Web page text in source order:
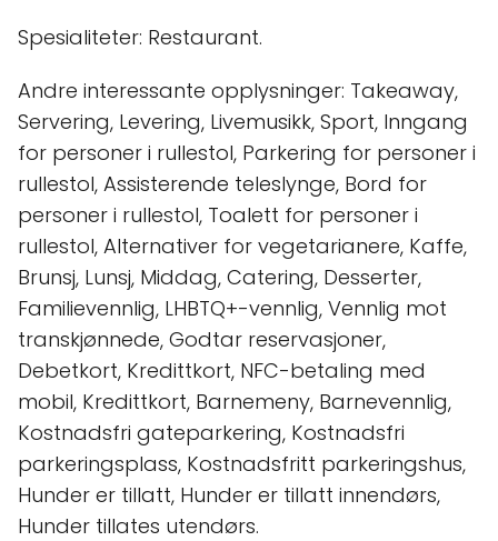
Spesialiteter: Restaurant.
Andre interessante opplysninger: Takeaway,
Servering, Levering, Livemusikk, Sport, Inngang
for personer i rullestol, Parkering for personer i
rullestol, Assisterende teleslynge, Bord for
personer i rullestol, Toalett for personer i
rullestol, Alternativer for vegetarianere, Kaffe,
Brunsj, Lunsj, Middag, Catering, Desserter,
Familievennlig, LHBTQ+-vennlig, Vennlig mot
transkjønnede, Godtar reservasjoner,
Debetkort, Kredittkort, NFC-betaling med
mobil, Kredittkort, Barnemeny, Barnevennlig,
Kostnadsfri gateparkering, Kostnadsfri
parkeringsplass, Kostnadsfritt parkeringshus,
Hunder er tillatt, Hunder er tillatt innendørs,
Hunder tillates utendørs.